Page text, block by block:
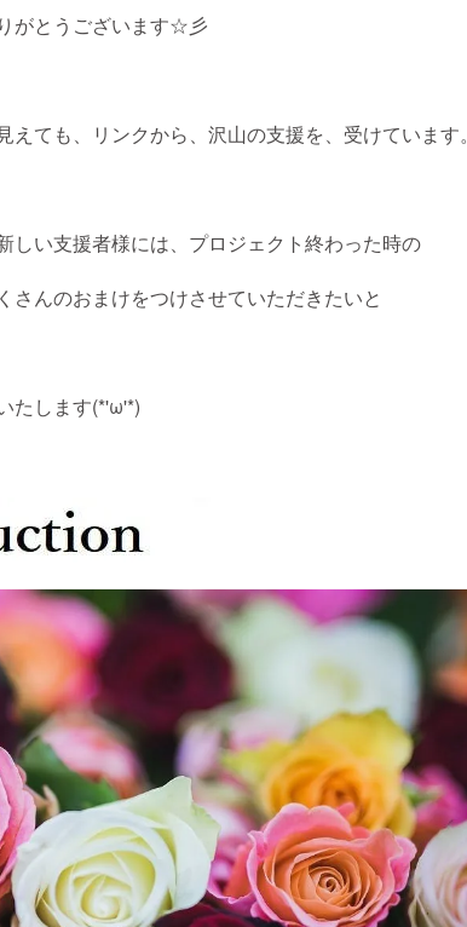
がとうございます☆彡
ても、リンクから、沢山の支援を、受けています。
しい支援者様には、プロジェクト終わった時の
さんのおまけをつけさせていただきたいと
たします(*'ω'*)